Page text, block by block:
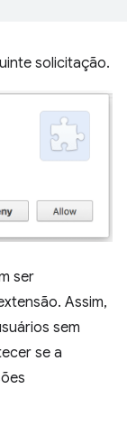
solicitação.
ser
Assim,
sem
se a